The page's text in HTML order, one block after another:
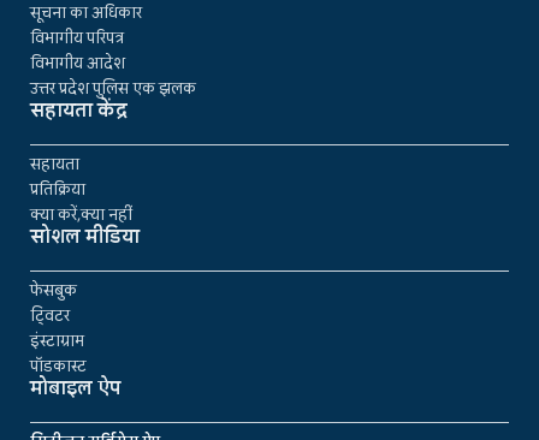
सूचना का अधिकार
विभागीय परिपत्र
विभागीय आदेश
उत्तर प्रदेश पुलिस एक झलक
सहायता केंद्र
सहायता
प्रतिक्रिया
क्या करें,क्या नहीं
सोशल मीडिया
फेसबुक
ट्विटर
इंस्टाग्राम
पॉडकास्ट
मोबाइल ऐप